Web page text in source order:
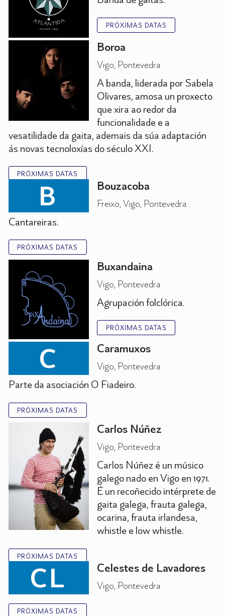
PRÓXIMAS DATAS
Boroa
Vigo, Pontevedra
A banda, liderada por Sabela
Olivares, amosa un proxecto
que xira ao redor da
funcionalidade e a
vesatilidade da gaita, ademais da súa adaptación
ás novas tecnoloxías do século XXI.
PRÓXIMAS DATAS
B Bouzacoba
Freixo, Vigo, Pontevedra
Cantareiras.
PRÓXIMAS DATAS
Buxandaina
Vigo, Pontevedra
Agrupación folclórica.
PRÓXIMAS DATAS
C Caramuxos
Vigo, Pontevedra
Parte da asociación O Fiadeiro.
PRÓXIMAS DATAS
Carlos Núñez
Vigo, Pontevedra
Carlos Núñez é un músico
galego nado en Vigo en 1971.
É un recoñecido intérprete de
gaita galega, frauta galega,
ocarina, frauta irlandesa,
whistle e low whistle.
PRÓXIMAS DATAS
CL Celestes de Lavadores
Vigo, Pontevedra
PRÓXIMAS DATAS